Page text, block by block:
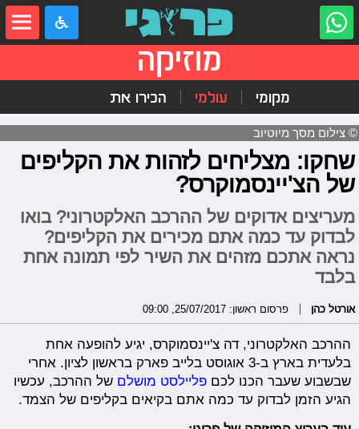
מוזיקה
מקומי עולמי הכירו את
© צילום מסך מיוטיוב
שחקו: מצליחים לזהות את הקליפים
של הצ'יינסמוקרס?
מעריצים אדוקים של ההרכב האלקטרוני? בואו
לבדוק עד כמה אתם מכירים את הקליפים?
נראה אתכם מזהים את השיר לפי תמונה אחת
בלבד
אורטל כהן פרסום ראשון: 25/07/2017, 09:00
ההרכב האלקטרוני, דה צ'יינסמוקרס, יגיע להופעה אחת
בלעדית בארץ ב-3 אוגוסט בלייב פארק בראשון לציון. אחרי
שבשבוע שעבר הכנו לכםפליילסט מושלם של ההרכב, עכשיו
הגיע הזמן לבדוק עד כמה אתם בקיאים בקליפים של הצמד.